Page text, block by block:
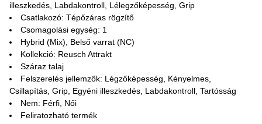
illeszkedés, Labdakontroll, Lélegzőképesség, Grip
Csatlakozó: Tépőzáras rögzítő
Csomagolási egység: 1
Hybrid (Mix), Belső varrat (NC)
Kollekció: Reusch Attrakt
Száraz talaj
Felszerelés jellemzők: Légzőképesség, Kényelmes,
Csillapítás, Grip, Egyéni illeszkedés, Labdakontroll, Tartósság
Nem: Férfi, Női
Feliratozható termék